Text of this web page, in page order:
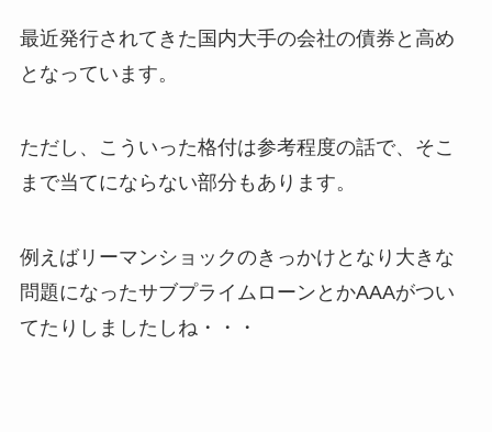
最近発行されてきた国内大手の会社の債券と高め
となっています。
ただし、こういった格付は参考程度の話で、そこ
まで当てにならない部分もあります。
例えばリーマンショックのきっかけとなり大きな
問題になったサブプライムローンとかAAAがつい
てたりしましたしね・・・